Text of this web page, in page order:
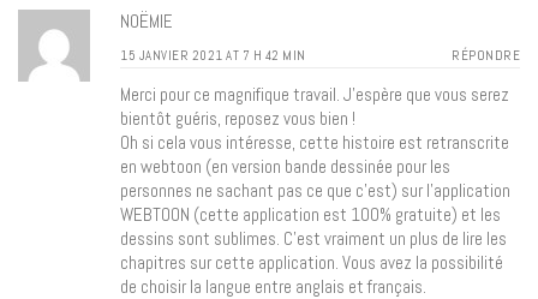
NOËMIE
15 JANVIER 2021 AT 7 H 42 MIN RÉPONDRE
Merci pour ce magnifique travail. J’espère que vous serez
bientôt guéris, reposez vous bien !
Oh si cela vous intéresse, cette histoire est retranscrite
en webtoon (en version bande dessinée pour les
personnes ne sachant pas ce que c’est) sur l’application
WEBTOON (cette application est 100% gratuite) et les
dessins sont sublimes. C’est vraiment un plus de lire les
chapitres sur cette application. Vous avez la possibilité
de choisir la langue entre anglais et français.